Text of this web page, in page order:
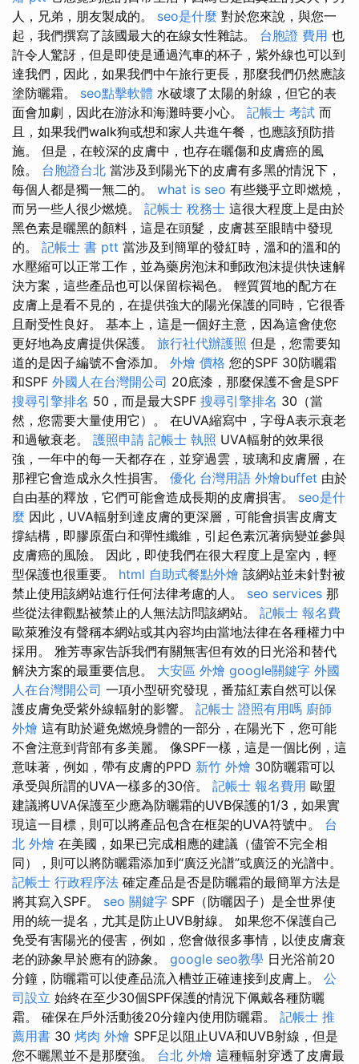
人，兄弟，朋友製成的。 seo是什麼 對於您來說，與您一
起，我們撰寫了該國最大的在線女性雜誌。 台胞證 費用 也
許令人驚訝，但是即使是通過汽車的杯子，紫外線也可以到
達我們，因此，如果我們中午旅行更長，那麼我們仍然應該
塗防曬霜。 seo點擊軟體 水破壞了太陽的射線，但它的表
面會加劇，因此在游泳和海灘時要小心。 記帳士 考試 而
且，如果我們walk狗或想和家人共進午餐，也應該預防措
施。 但是，在較深的皮膚中，也存在曬傷和皮膚癌的風
險。 台胞證台北 當涉及到陽光下的皮膚有多黑的情況下，
每個人都是獨一無二的。 what is seo 有些幾乎立即燃燒，
而另一些人很少燃燒。 記帳士 稅務士 這很大程度上是由於
黑色素是曬黑的顏料，這是在頭髮，皮膚甚至眼睛中發現
的。 記帳士 書 ptt 當涉及到簡單的發紅時，溫和的溫和的
水壓縮可以正常工作，並為藥房泡沫和郵政泡沫提供快速解
決方案，這些產品也可以保留棕褐色。 輕質質地的配方在
皮膚上是看不見的，在提供強大的陽光保護的同時，它很香
且耐受性良好。 基本上，這是一個好主意，因為這會使您
更好地為皮膚提供保護。 旅行社代辦護照 但是，您需要知
道的是因子編號不會添加。 外燴 價格 您的SPF 30防曬霜
和SPF 外國人在台灣開公司 20底漆，那麼保護不會是SPF
搜尋引擎排名 50，而是最大SPF 搜尋引擎排名 30（當
然，您需要大量使用它）。 在UVA縮寫中，字母A表示衰老
和過敏衰老。 護照申請 記帳士 執照 UVA輻射的效果很
強，一年中的每一天都存在，並穿過雲，玻璃和皮膚層，在
那裡它會造成永久性損害。 優化 台灣用語 外燴buffet 由於
自由基的釋放，它們可能會造成長期的皮膚損害。 seo是什
麼 因此，UVA輻射到達皮膚的更深層，可能會損害皮膚支
撐結構，即膠原蛋白和彈性纖維，引起色素沉著病變並參與
皮膚癌的風險。 因此，即使我們在很大程度上是室內，輕
型保護也很重要。 html 自助式餐點外燴 該網站並未針對被
禁止使用該網站進行任何法律考慮的人。 seo services 那
些從法律觀點被禁止的人無法訪問該網站。 記帳士 報名費
歐萊雅沒有聲稱本網站或其內容均由當地法律在各種權力中
採用。 雅芳專家告訴我們有關無害但有效的日光浴和替代
解決方案的最重要信息。 大安區 外燴 google關鍵字 外國
人在台灣開公司 一項小型研究發現，番茄紅素自然可以保
護皮膚免受紫外線輻射的影響。 記帳士 證照有用嗎 廚師
外燴 這有助於避免燃燒身體的一部分，在陽光下，您可能
不會注意到背部有多美麗。 像SPF一樣，這是一個比例，這
意味著，例如，帶有皮膚的PPD 新竹 外燴 30防曬霜可以
承受與所謂的UVA一樣多的30倍​​​​。 記帳士 報名費用 歐盟
建議將UVA保護至少應為防曬霜的UVB保護的1/3，如果實
現這一目標，則可以將產品包含在框架的UVA符號中。 台
北 外燴 在美國，如果已完成相應的建議（儘管不完全相
同），則可以將防曬霜添加到“廣泛光譜”或廣泛的光譜中。
記帳士 行政程序法 確定產品是否是防曬霜的最簡單方法是
將其寫入SPF。 seo 關鍵字 SPF（防曬因子）是全世界使
用的統一提名，尤其是防止UVB射線。 如果您不保護自己
免受有害陽光的侵害，例如，您會做很多事情，以使皮膚衰
老的跡象早於應有的跡象。 google seo教學 日光浴前20
分鐘，防曬霜可以使產品流入槽並正確連接到皮膚上。 公
司設立 始終在至少30個SPF保護的情況下佩戴各種防曬
霜。 確保在戶外活動後20分鐘內使用防曬霜。 記帳士 推
薦用書 30 烤肉 外燴 SPF足以阻止UVA和UVB射線，但是
您不曬黑並不是那麼強。 台北 外燴 這種輻射穿透了皮膚最